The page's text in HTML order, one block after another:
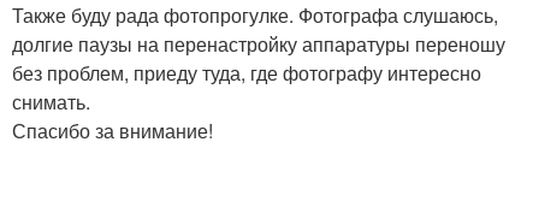
Также буду рада фотопрогулке. Фотографа слушаюсь,
долгие паузы на перенастройку аппаратуры переношу
без проблем, приеду туда, где фотографу интересно
снимать.
Спасибо за внимание!